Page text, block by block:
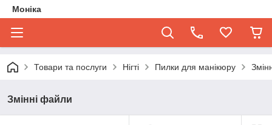
Моніка
Товари та послуги Нігті Пилки для манікюру
Змінні файли